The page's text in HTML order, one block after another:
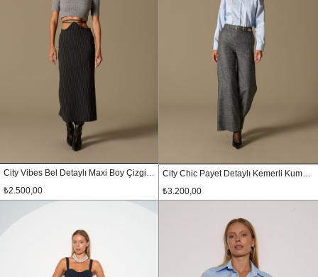
₺2.500,00
City Chic Payet Detaylı Kemerli Kumaş Pantolon SİYAH-GÜMÜŞ
₺3.200,00